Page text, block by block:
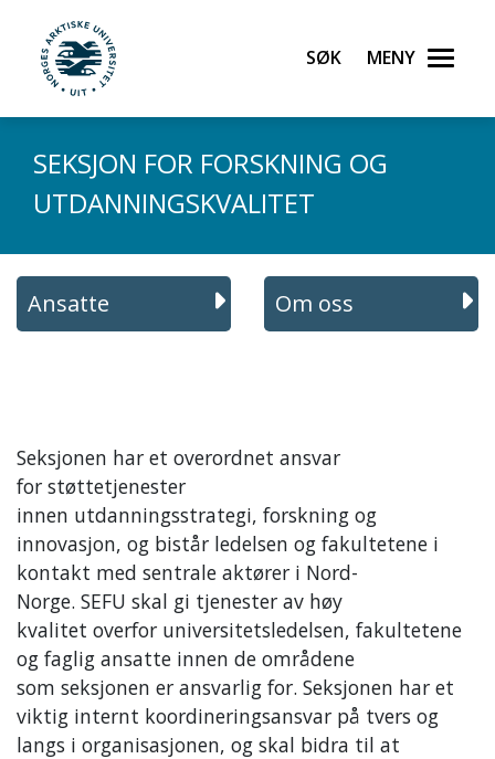
Gå til hovedinnhold
UiT Norges arktiske universitet
Søk Meny
SEKSJON FOR FORSKNING OG
UTDANNINGSKVALITET
Ansatte Om oss
Seksjonen har et overordnet ansvar
for støttetjenester
innen utdanningsstrategi, forskning og
innovasjon, og bistår ledelsen og fakultetene i
kontakt med sentrale aktører i Nord-
Norge. SEFU skal gi tjenester av høy
kvalitet overfor universitetsledelsen, fakultetene
og faglig ansatte innen de områdene
som seksjonen er ansvarlig for. Seksjonen har et
viktig internt koordineringsansvar på tvers og
langs i organisasjonen, og skal bidra til at